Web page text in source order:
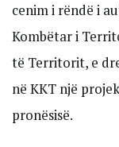
cenim i rëndë i
Kombëtar i
të Territorit, e
në KKT një
pronësisë.